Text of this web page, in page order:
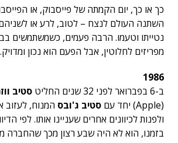
כך או כך, יום הקמתה של פייסבוק, או
השתנה העולם לנצח – לטוב, לרע או
נטייתו וטעמו. הרבה פעמים, כשמשתמשים
מפריזים לחלוטין, אבל הפעם הוא נכון ומדויק.
1986
ב-6 בפברואר לפני 32 שנים החליט
סטיב
(Apple) יחד עם
סטיב ג'ובס המנוח,
ולפנות לכיוונים אחרים שעניינו אותו. לפי
בזמנו, הוא לא היה שבע רצון מכך שהחברה